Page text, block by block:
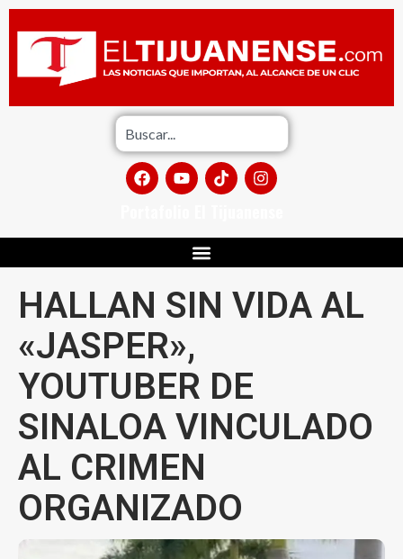
HALLAN SIN VIDA AL
«JASPER»,
YOUTUBER DE
SINALOA VINCULADO
AL CRIMEN
ORGANIZADO